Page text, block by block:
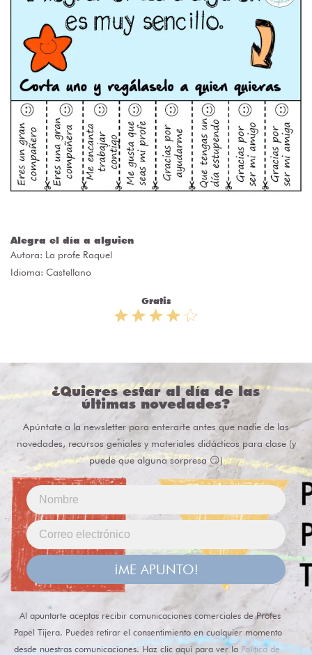
Alegra el día a alguien
Autora: La profe Raquel
Idioma: Castellano
Gratis
¿Quieres estar al día de las
últimas novedades?
Apúntate a la newsletter para enterarte antes que nadie de las
novedades, recursos geniales y materiales didácticos para clase (y
puede que alguna sorpresa 😏)
¡ME APUNTO!
Al apuntarte aceptas recibir comunicaciones comerciales de Profes
Papel Tijera. Puedes retirar el consentimiento en cualquier momento
desde nuestras comunicaciones. Haz clic aquí para ver la Política de